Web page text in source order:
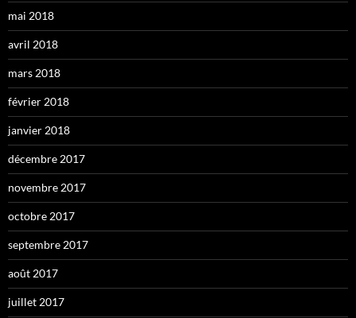
mai 2018
avril 2018
mars 2018
février 2018
janvier 2018
décembre 2017
novembre 2017
octobre 2017
septembre 2017
août 2017
juillet 2017